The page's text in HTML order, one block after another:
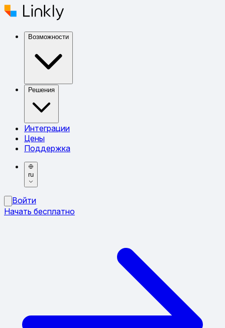
Возможности
Решения
Интеграции
Цены
Поддержка
ru
Войти
Начать бесплатно